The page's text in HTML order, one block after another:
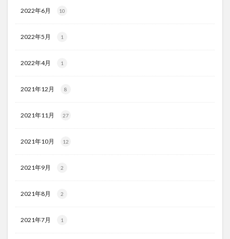
2022年6月 10
2022年5月 1
2022年4月 1
2021年12月 8
2021年11月 27
2021年10月 12
2021年9月 2
2021年8月 2
2021年7月 1